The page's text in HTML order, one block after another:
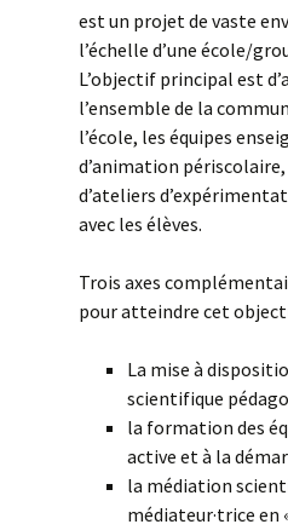
est un projet de vaste
l’échelle d’une école/
L’objectif principal est
l’ensemble de la
l’école, les équipes
d’animation
d’ateliers
avec les élèves.
Trois axes
pour atteindre cet
La mise à
scientifique
la formation des
active et à la
la médiation
médiateur·trice en